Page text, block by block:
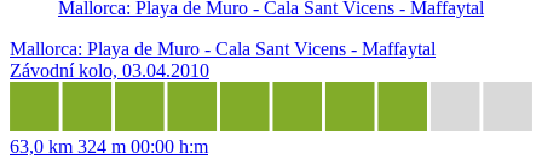
Mallorca: Playa de Muro - Cala Sant Vicens - Maffaytal
Mallorca: Playa de Muro - Cala Sant Vicens - Maffaytal
Závodní kolo, 03.04.2010
63,0 km 324 m 00:00 h:m